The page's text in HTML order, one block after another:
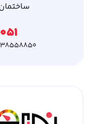
ساختمان
051
38558850